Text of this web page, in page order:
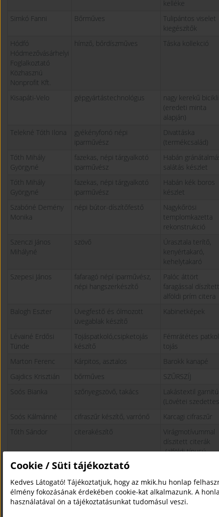
kelléke
Simkó Fanni
Bőrműves
Tulipántos viselet
kiegészítők
Hódfó
Hódmezővásárhelyi
Foglalkoztató
Közhasznú
Nonprofit Kft.
hímző, bőrdíszműves Táska kollekció
Kisapáti-Velo gépgyártástechnológus
nagy kerekű bicikli
(eredeti minta
alapján)
Telekné Tóth Ilona
gyékényfonó népi
iparművész
Divattáska
(termékcsalád)
Tóth Mihály
Györgyné
fazekas, népi tárgyalkotó
iparművész
Habán
salátás készlet
Tóth Mihály
Györgyné
fazekas, népi tárgyalkotó
iparművész
Habán kék boros
készlet
Szabóné Demény
Monika
népi bútor-díszítőfestő
Nagykőrösi
templomkazetta
rekonstrukció
Szenczi János
Mihályné
szövő
Úrasztala terítő,
kenyértakaró,
kehelytakaró
Szepesi János
fafaragó népí iparművész,
népi hangszerkészítő
Palóc áttört
faragással díszített
alföldi prím citera
Balogh Eszter
Üvegfestő és ólmozott
üvegablak készítő
Kabinetképek
Lévainé Erdősi
Tünde
Tojáspatkoló,csipketojás
készítő
Fémrátétes
tojás
Marton Ferenc
Kárpitos, asztalos
Barokk kanapé
Gajdics Krisztián
bőrműves
SZŰRSZÍJ
Soós Bianka
szőnyegszövő, takács
Lakástextil
(Lövétei
Soós Kálmánné
cifraszűr készítő, varrónő
Karcagi cifraszűr
Tóth Sándor
citerakészítő
Virágmotívummal
díszitett citerák
(alföldi típusú
hasas citera)
Török László István
fafaragó
Parasztbarokk
étkező garnitúra
Cookie / Süti tájékoztató
Kedves Látogató! Tájékoztatjuk, hogy az mkik.hu honlap
élmény fokozásának érdekében cookie-kat alkalmazunk. A
használatával ön a tájékoztatásunkat tudomásul veszi.